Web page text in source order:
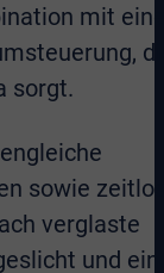
mit
sorgt.
sowie
verglaste
und